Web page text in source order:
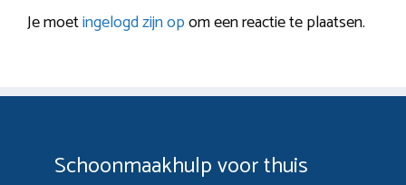
Je moetingelogd zijn opom een reactie te plaatsen.
Schoonmaakhulp voor thuis